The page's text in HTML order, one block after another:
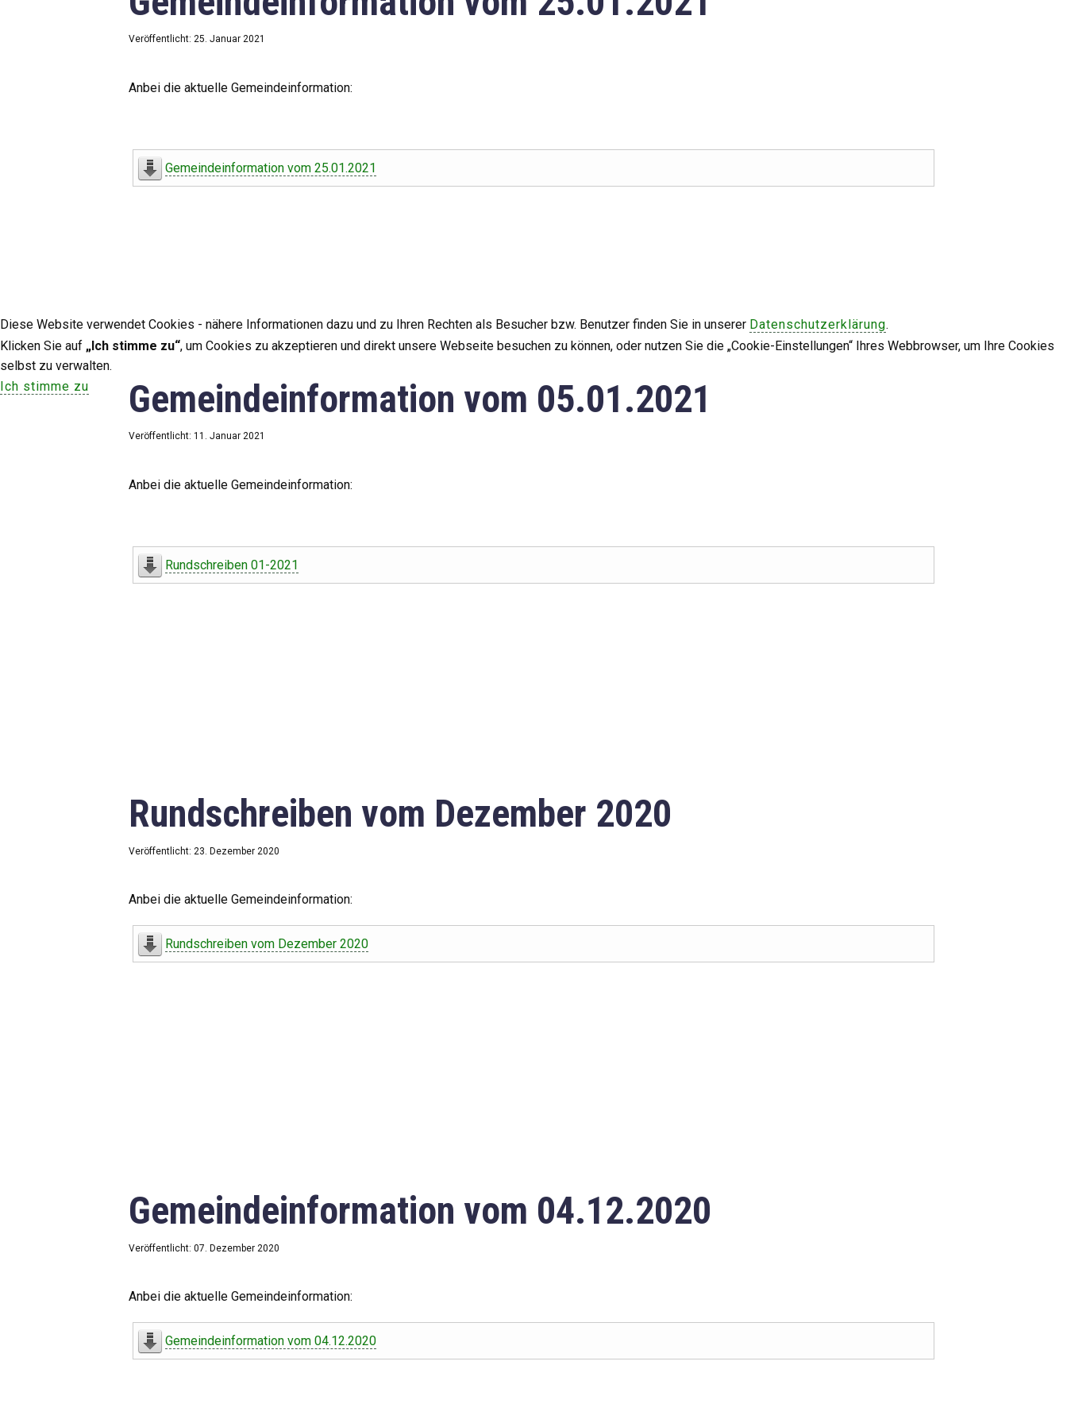
Veröffentlicht: 25. Januar 2021
Anbei die aktuelle Gemeindeinformation:
Gemeindeinformation vom 25.01.2021
Gemeindeinformation vom 05.01.2021
Veröffentlicht: 11. Januar 2021
Anbei die aktuelle Gemeindeinformation:
Rundschreiben 01-2021
Rundschreiben vom Dezember 2020
Veröffentlicht: 23. Dezember 2020
Anbei die aktuelle Gemeindeinformation:
Rundschreiben vom Dezember 2020
Gemeindeinformation vom 04.12.2020
Veröffentlicht: 07. Dezember 2020
Anbei die aktuelle Gemeindeinformation:
Gemeindeinformation vom 04.12.2020
Diese Website verwendet Cookies - nähere Informationen dazu und zu Ihren Rechten als Besucher bzw. Benutzer finden Sie in unserer Datenschutzerklärung.
Klicken Sie auf „Ich stimme zu“, um Cookies zu akzeptieren und direkt unsere Webseite besuchen zu können, oder nutzen Sie die „Cookie-Einstellungen“ Ihres Webbrowser, um Ihre Cookies
selbst zu verwalten.
Ich stimme zu